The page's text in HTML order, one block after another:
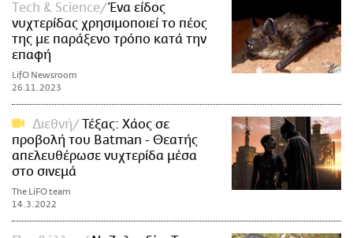
Τech & Science
Ένα είδος
νυχτερίδας χρησιμοποιεί το πέος
της με παράξενο τρόπο κατά την
επαφή
LifO Newsroom
26.11.2023
Διεθνή
Τέξας: Χάος σε
προβολή του Batman - Θεατής
απελευθέρωσε νυχτερίδα μέσα
στο σινεμά
The LiFO team
14.3.2022